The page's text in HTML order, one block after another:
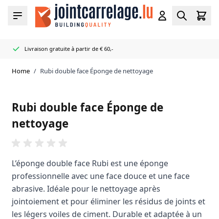
Skip to Content
Menu
Cart
Livraison gratuite à partir de € 60,-
Distributeur officiel Mapei
50+ couleurs de joints et de mastics en stock
Livré très rapidement
Home / Rubi double face Éponge de nettoyage
Rubi double face Éponge de
nettoyage
L’éponge double face Rubi est une éponge
professionnelle avec une face douce et une face
abrasive. Idéale pour le nettoyage après
jointoiement et pour éliminer les résidus de joints et
les légers voiles de ciment. Durable et adaptée à un